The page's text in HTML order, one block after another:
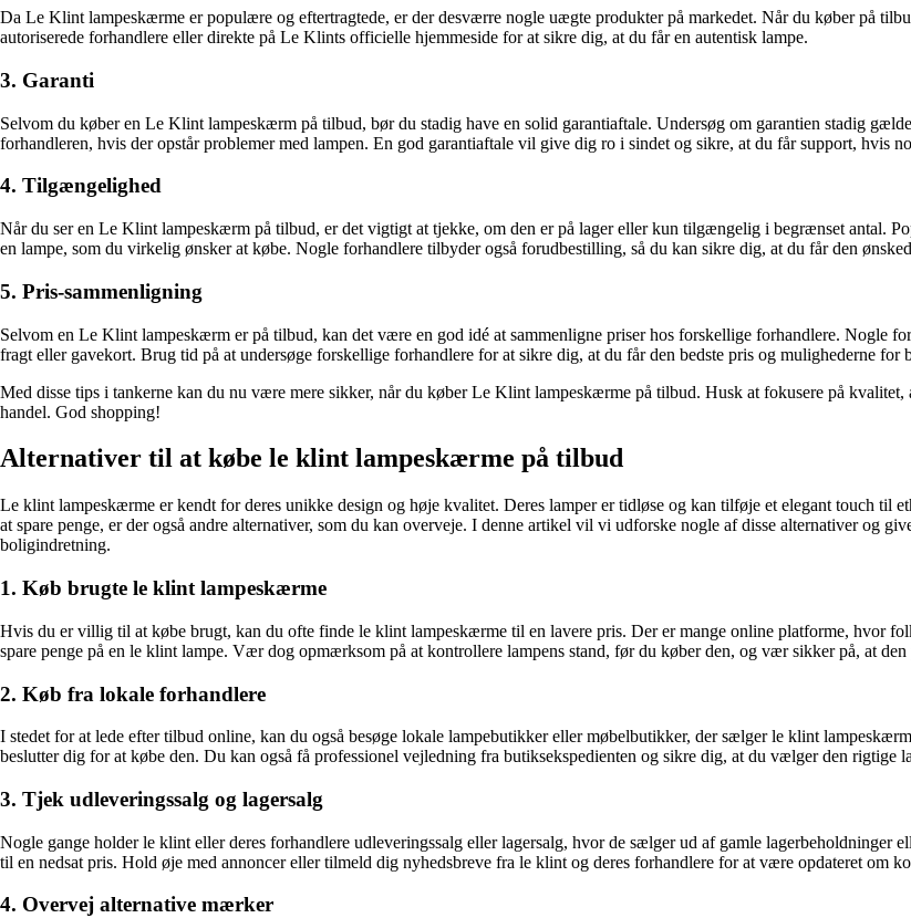
Da Le Klint lampeskærme er populære og eftertragtede, er der desværre nogle uægte produkter på markedet. Når du køber på
autoriserede forhandlere eller direkte på Le Klints officielle hjemmeside for at sikre dig, at du får en autentisk lampe.
3. Garanti
Selvom du køber en Le Klint lampeskærm på tilbud, bør du stadig have en solid garantiaftale. Undersøg om garantien stadig
forhandleren, hvis der opstår problemer med lampen. En god garantiaftale vil give dig ro i sindet og sikre, at du får support, hvis
4. Tilgængelighed
Når du ser en Le Klint lampeskærm på tilbud, er det vigtigt at tjekke, om den er på lager eller kun tilgængelig i begrænset antal.
en lampe, som du virkelig ønsker at købe. Nogle forhandlere tilbyder også forudbestilling, så du kan sikre dig, at du får den
5. Pris-sammenligning
Selvom en Le Klint lampeskærm er på tilbud, kan det være en god idé at sammenligne priser hos forskellige forhandlere. Nogle
fragt eller gavekort. Brug tid på at undersøge forskellige forhandlere for at sikre dig, at du får den bedste pris og mulighederne for
Med disse tips i tankerne kan du nu være mere sikker, når du køber Le Klint lampeskærme på tilbud. Husk at fokusere på
handel. God shopping!
Alternativer til at købe le klint lampeskærme på tilbud
Le klint lampeskærme er kendt for deres unikke design og høje kvalitet. Deres lamper er tidløse og kan tilføje et elegant touch til
at spare penge, er der også andre alternativer, som du kan overveje. I denne artikel vil vi udforske nogle af disse alternativer og
boligindretning.
1. Køb brugte le klint lampeskærme
Hvis du er villig til at købe brugt, kan du ofte finde le klint lampeskærme til en lavere pris. Der er mange online platforme, hvor
spare penge på en le klint lampe. Vær dog opmærksom på at kontrollere lampens stand, før du køber den, og vær sikker på, at den
2. Køb fra lokale forhandlere
I stedet for at lede efter tilbud online, kan du også besøge lokale lampebutikker eller møbelbutikker, der sælger le klint
beslutter dig for at købe den. Du kan også få professionel vejledning fra butiksekspedienten og sikre dig, at du vælger den rigtige
3. Tjek udleveringssalg og lagersalg
Nogle gange holder le klint eller deres forhandlere udleveringssalg eller lagersalg, hvor de sælger ud af gamle
til en nedsat pris. Hold øje med annoncer eller tilmeld dig nyhedsbreve fra le klint og deres forhandlere for at være opdateret om
4. Overvej alternative mærker